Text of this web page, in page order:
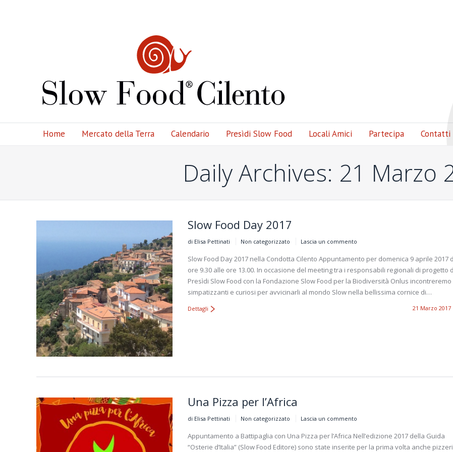
Home Mercato della Terra Calendario Presìdi Slow Food Locali Amici Partecipa Contatti
Daily Archives: 21 Marzo
Slow Food Day 2017
di Elisa Pettinati Non categorizzato Lascia un commento
Slow Food Day 2017 nella Condotta Cilento Appuntamento per domenica 9 aprile 2017
ore 9.30 alle ore 13.00. In occasione del meeting tra i responsabili regionali di progetto
Presìdi Slow Food con la Fondazione Slow Food per la Biodiversità Onlus incontreremo
simpatizzanti e curiosi per avvicinarli al mondo Slow nella bellissima cornice di…
21 Marzo 2017
Dettagli
Una Pizza per l’Africa
di Elisa Pettinati Non categorizzato Lascia un commento
Appuntamento a Battipaglia con Una Pizza per l’Africa Nell’edizione 2017 della Guida
“Osterie d’Italia” (Slow Food Editore) sono state inserite per la prima volta anche